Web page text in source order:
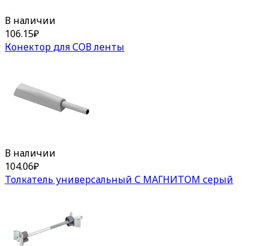
В наличии
106.15₽
Конектор для СОВ ленты
В наличии
104.06₽
Толкатель универсальный С МАГНИТОМ серый